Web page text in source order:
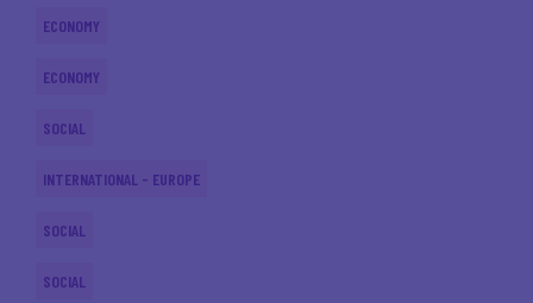
ECONOMY
ECONOMY
SOCIAL
INTERNATIONAL - EUROPE
SOCIAL
SOCIAL